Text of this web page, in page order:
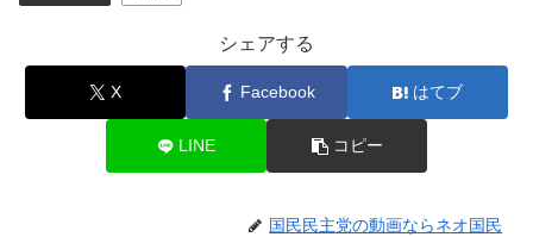
シェアする
X Facebook はてブ
LINE コピー
国民民主党の動画ならネオ国民